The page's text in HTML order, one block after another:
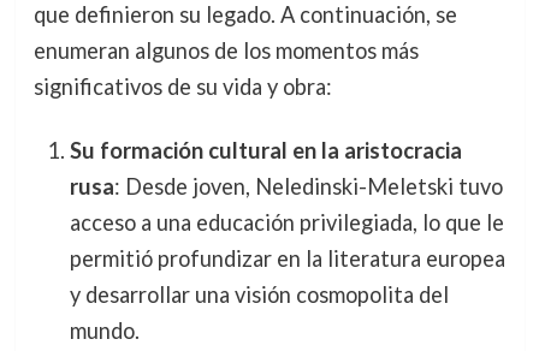
que definieron su legado. A continuación, se
enumeran algunos de los momentos más
significativos de su vida y obra:
Su formación cultural en la aristocracia
rusa: Desde joven, Neledinski-Meletski tuvo
acceso a una educación privilegiada, lo que le
permitió profundizar en la literatura europea
y desarrollar una visión cosmopolita del
mundo.